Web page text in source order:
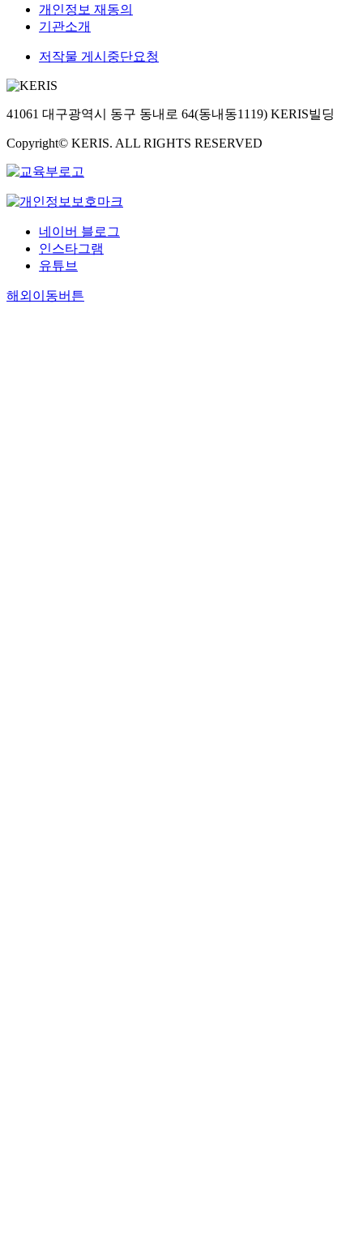
개인정보 재동의
기관소개
저작물 게시중단요청
41061 대구광역시 동구 동내로 64(동내동1119) KERIS빌딩
Copyright© KERIS. ALL RIGHTS RESERVED
네이버 블로그
인스타그램
유튜브
해외이동버튼